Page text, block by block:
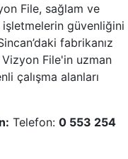
File, sağlam ve
güvenliğini
fabrikanız
File'in uzman
çalışma alanları
Telefon: 0 553 254